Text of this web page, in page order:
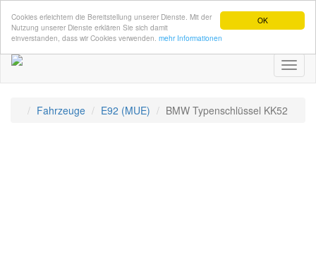
OK
Cookies erleichtern die Bereitstellung unserer Dienste. Mit der
Nutzung unserer Dienste erklären Sie sich damit
einverstanden, dass wir Cookies verwenden. mehr Informationen
Fahrzeuge E92 (MUE) BMW Typenschlüssel KK52